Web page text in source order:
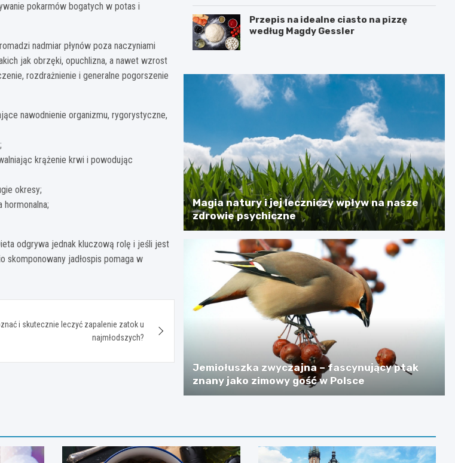
pokarmów bogatych w potas i
nadmiar płynów poza naczyniami
jak obrzęki, opuchlizna, a nawet wzrost
rozdrażnienie i generalne pogorszenie
nawodnienie organizmu, rygorystyczne,
krążenie krwi i powodując
okresy;
odgrywa jednak kluczową rolę i jeśli jest
skomponowany jadłospis pomaga w
i skutecznie leczyć zapalenie zatok u
najmłodszych?
Przepis na idealne ciasto na pizzę
według Magdy Gessler
Magia natury i jej leczniczy wpływ na nasze
zdrowie psychiczne
Jemiołuszka zwyczajna – fascynujący ptak
znany jako zimowy gość w Polsce